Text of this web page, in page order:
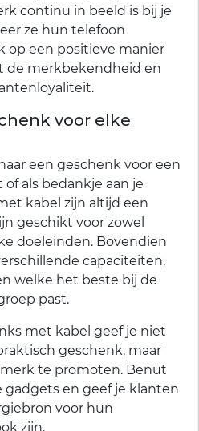
continu in beeld is bij je
ze hun telefoon
op een positieve manier
de merkbekendheid en
voor elke
een geschenk voor een
als bedankje aan je
kabel zijn altijd een
geschikt voor zowel
doeleinden. Bovendien
capaciteiten,
welke het beste bij de
past.
met kabel geef je niet
geschenk, maar
te promoten. Benut
gadgets en geef je klanten
voor hun
zijn.